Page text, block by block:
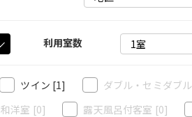
利用室数
ツイン [1] ダブル・セミダブル
和洋室 [0] 露天風呂付客室 [0]